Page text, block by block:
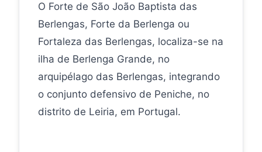
O Forte de São João Baptista das
Berlengas, Forte da Berlenga ou
Fortaleza das Berlengas, localiza-se na
ilha de Berlenga Grande, no
arquipélago das Berlengas, integrando
o conjunto defensivo de Peniche, no
distrito de Leiria, em Portugal.